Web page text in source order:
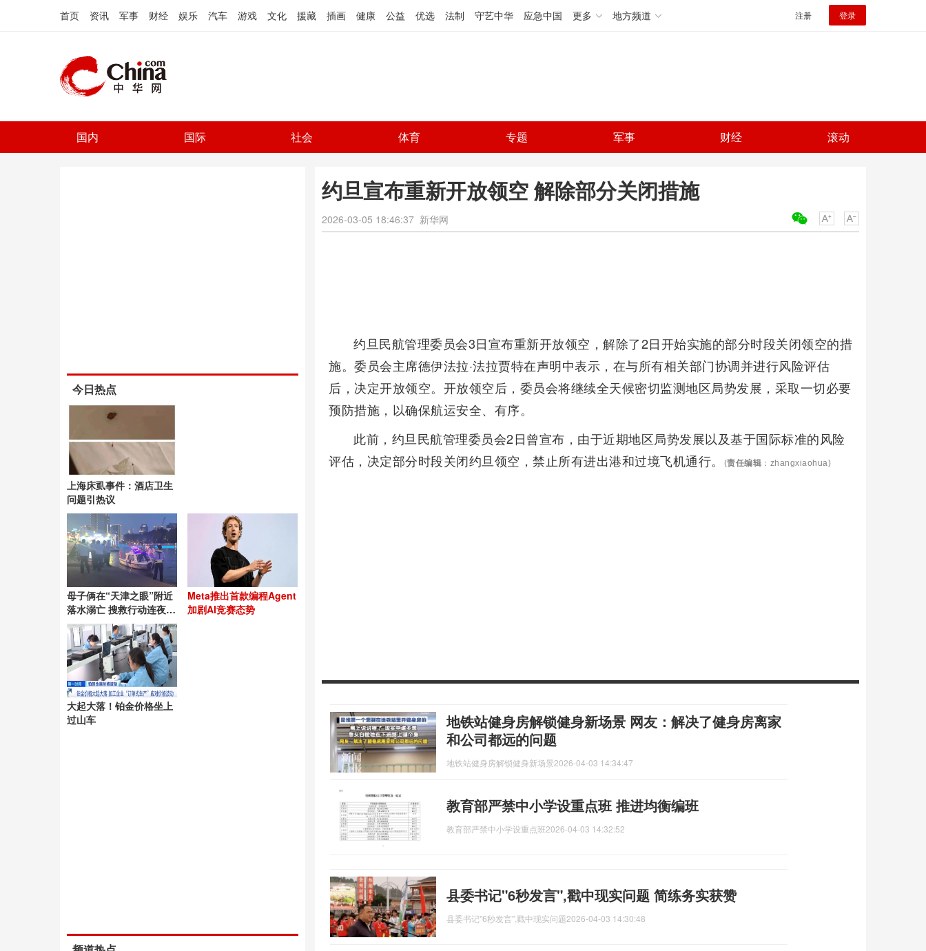
首页 资讯 军事 财经 娱乐 汽车 游戏 文化 援藏 插画 健康 公益 优选 法制 守艺中华 应急中国 更多 地方频道 注册 登录
国内 国际 社会 体育 专题 军事 财经 滚动
约旦宣布重新开放领空 解除部分关闭措施
2026-03-05 18:46:37 新华网
约旦民航管理委员会3日宣布重新开放领空，解除了2日开始实施的部分时段关闭领空的措
施。委员会主席德伊法拉·法拉贾特在声明中表示，在与所有相关部门协调并进行风险评估
后，决定开放领空。开放领空后，委员会将继续全天候密切监测地区局势发展，采取一切必要
预防措施，以确保航运安全、有序。
此前，约旦民航管理委员会2日曾宣布，由于近期地区局势发展以及基于国际标准的风险
评估，决定部分时段关闭约旦领空，禁止所有进出港和过境飞机通行。
(责任编辑 ：zhangxiaohua)
地铁站健身房解锁健身新场景 网友：解决了健身房离家
和公司都远的问题
地铁站健身房解锁健身新场景2026-04-03 14:34:47
教育部严禁中小学设重点班 推进均衡编班
教育部严禁中小学设重点班2026-04-03 14:32:52
县委书记"6秒发言",戳中现实问题 简练务实获赞
县委书记"6秒发言",戳中现实问题2026-04-03 14:30:48
今日热点
上海床虱事件：酒店卫生
问题引热议
母子俩在“天津之眼”附近
落水溺亡 搜救行动连夜进
行
Meta推出首款编程Agent
加剧AI竞赛态势
大起大落！铂金价格坐上
过山车